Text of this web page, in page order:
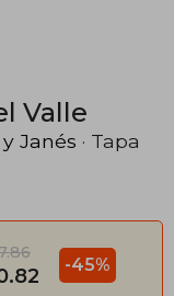
Valle
Janés · Tapa
-45%